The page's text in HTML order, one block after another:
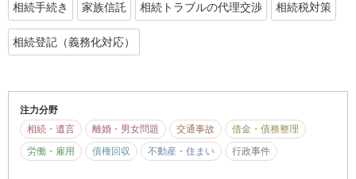
相続手続き 家族信託 相続トラブルの代理交渉 相続税対策
相続登記（義務化対応）
注力分野
相続・遺言
離婚・男女問題 交通事故
借金・債務整理
労働・雇用
債権回収 不動産・住まい 行政事件